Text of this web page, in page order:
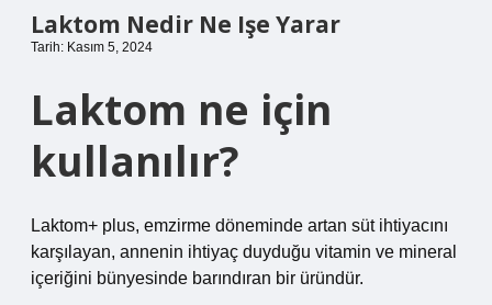
Laktom Nedir Ne Işe Yarar
Tarih: Kasım 5, 2024
Laktom ne için
kullanılır?
Laktom+ plus, emzirme döneminde artan süt ihtiyacını
karşılayan, annenin ihtiyaç duyduğu vitamin ve mineral
içeriğini bünyesinde barındıran bir üründür.